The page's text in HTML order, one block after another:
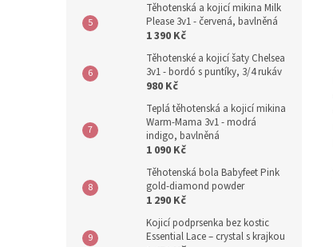
Těhotenská a kojicí mikina Milk
Please 3v1 - červená, bavlněná
1 390 Kč
Těhotenské a kojicí šaty Chelsea
3v1 - bordó s puntíky, 3/4 rukáv
980 Kč
Teplá těhotenská a kojicí mikina
Warm-Mama 3v1 - modrá
indigo, bavlněná
1 090 Kč
Těhotenská bola Babyfeet Pink
gold-diamond powder
1 290 Kč
Kojicí podprsenka bez kostic
Essential Lace – crystal s krajkou